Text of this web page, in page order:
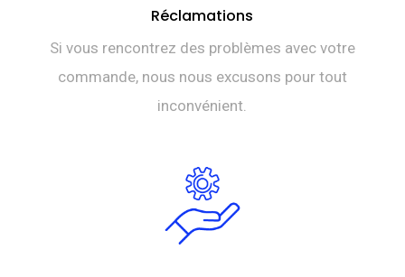
Réclamations
Si vous rencontrez des problèmes avec votre
commande, nous nous excusons pour tout
inconvénient.